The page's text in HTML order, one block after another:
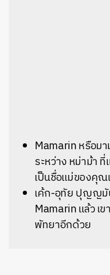
Mamarin หรือม
ระหว่าง หม่าม้า
เป็นชื่อแม่ของคุณ
เค้ก-อุทัย ปุญญมั
Mamarin แล้ว เ
พัทยาอีกด้วย